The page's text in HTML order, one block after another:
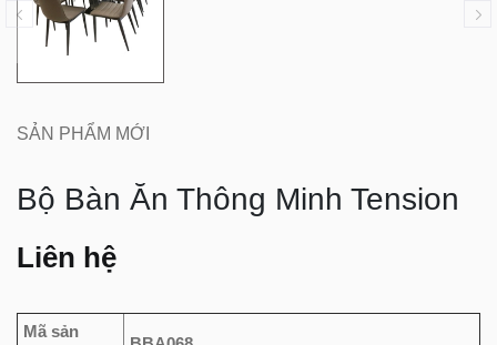
SẢN PHẨM MỚI
Bộ Bàn Ăn Thông Minh Tension
Liên hệ
Mã sản